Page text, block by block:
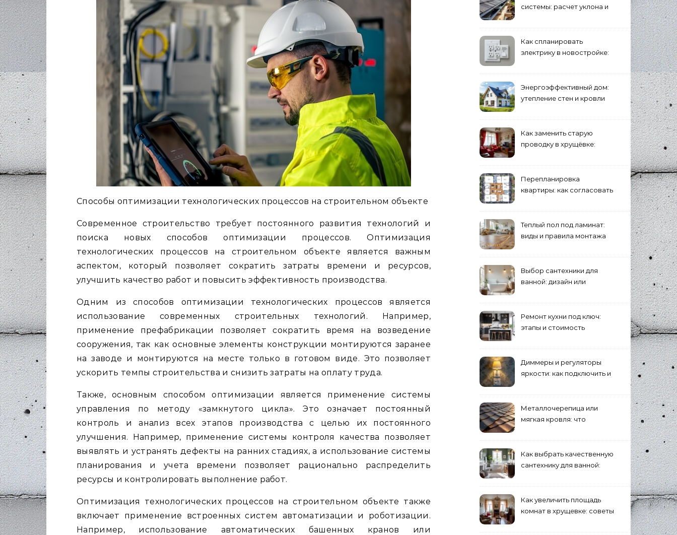
Способы оптимизации технологических процессов на строительном объекте
Современное строительство требует постоянного развития технологий и
поиска новых способов оптимизации процессов. Оптимизация
технологических процессов на строительном объекте является важным
аспектом, который позволяет сократить затраты времени и ресурсов,
улучшить качество работ и повысить эффективность производства.
Одним из способов оптимизации технологических процессов является
использование современных строительных технологий. Например,
применение префабрикации позволяет сократить время на возведение
сооружения, так как основные элементы конструкции монтируются заранее
на заводе и монтируются на месте только в готовом виде. Это позволяет
ускорить темпы строительства и снизить затраты на оплату труда.
Также, основным способом оптимизации является применение системы
управления по методу «замкнутого цикла». Это означает постоянный
контроль и анализ всех этапов производства с целью их постоянного
улучшения. Например, применение системы контроля качества позволяет
выявлять и устранять дефекты на ранних стадиях, а использование системы
планирования и учета времени позволяет рационально распределить
ресурсы и контролировать выполнение работ.
Оптимизация технологических процессов на строительном объекте также
включает применение встроенных систем автоматизации и роботизации.
Например, использование автоматических башенных кранов или
системы: расчет уклона и
Как спланировать
электрику в новостройке:
Энергоэффективный дом:
утепление стен и кровли
Как заменить старую
проводку в хрущёвке:
Перепланировка
квартиры: как согласовать
Теплый пол под ламинат:
виды и правила монтажа
Выбор сантехники для
ванной: дизайн или
Ремонт кухни под ключ:
этапы и стоимость
Диммеры и регуляторы
яркости: как подключить и
Металлочерепица или
мягкая кровля: что
Как выбрать качественную
сантехнику для ванной:
Как увеличить площадь
комнат в хрущевке: советы